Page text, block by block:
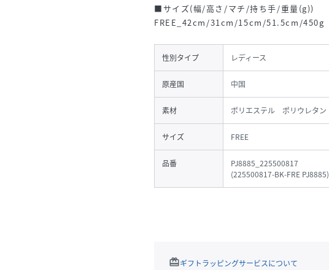
■サイズ(幅/高さ/マチ/持ち手/重量(g))
FREE_42cm/31cm/15cm/51.5cm/450g
性別タイプ レディース
原産国 中国
素材 ポリエステル ポリウレタン
サイズ FREE
品番
PJ8885_225500817
(225500817-BK-FRE PJ8885)
redeemギフトラッピングサービスについて